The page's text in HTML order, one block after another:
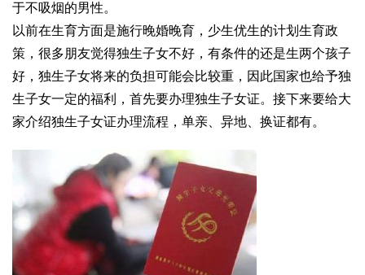
于不吸烟的男性。
以前在生育方面是施行晚婚晚育，少生优生的计划生育政
策，很多朋友觉得独生子女不好，有条件的还是生两个孩子
好，独生子女将来的负担可能会比较重，因此国家也给予独
生子女一定的福利，首先要办理独生子女证。接下来要给大
家介绍独生子女证办理流程，单亲、异地、换证都有。